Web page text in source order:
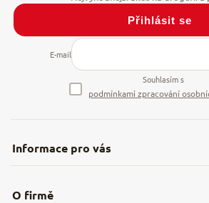
Informace pro vás
E-mail
Souhlasím s
podmínkami zpracování
Přihlásit se
O firmě